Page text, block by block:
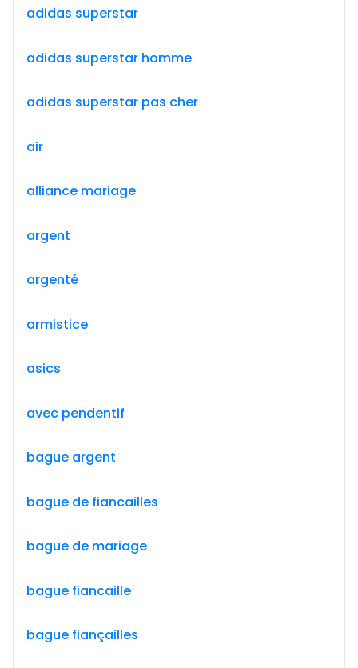
adidas superstar
adidas superstar homme
adidas superstar pas cher
air
alliance mariage
argent
argenté
armistice
asics
avec pendentif
bague argent
bague de fiancailles
bague de mariage
bague fiancaille
bague fiançailles